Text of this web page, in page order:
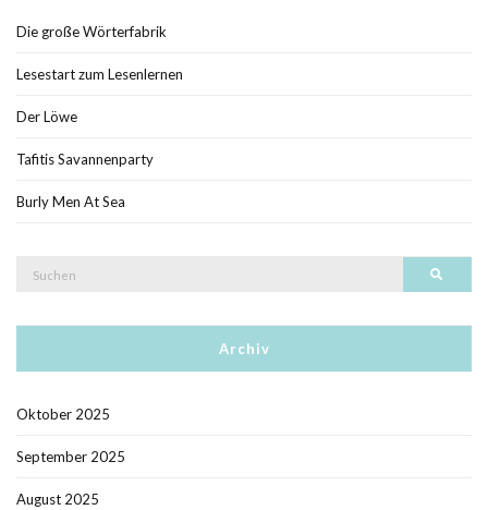
Die große Wörterfabrik
Lesestart zum Lesenlernen
Der Löwe
Tafitis Savannenparty
Burly Men At Sea
Suche
Archiv
Oktober 2025
September 2025
August 2025